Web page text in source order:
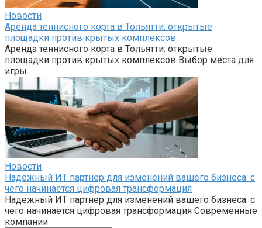
Новости
Аренда теннисного корта в Тольятти: открытые
площадки против крытых комплексов
Аренда теннисного корта в Тольятти: открытые
площадки против крытых комплексов Выбор места для
игры
Новости
Надежный ИТ партнер для изменений вашего бизнеса: с
чего начинается цифровая трансформация
Надежный ИТ партнер для изменений вашего бизнеса: с
чего начинается цифровая трансформация Современные
компании